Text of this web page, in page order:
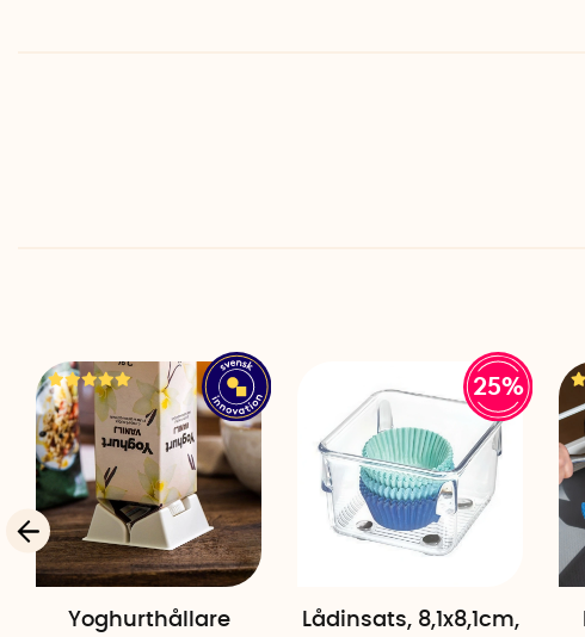
Yoghurthållare
25%
Lådinsats, 8,1x8,1cm,